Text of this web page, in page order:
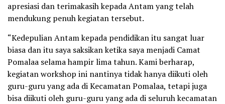
apresiasi dan terimakasih kepada Antam yang telah
mendukung penuh kegiatan tersebut.
“Kedepulian Antam kepada pendidikan itu sangat luar
biasa dan itu saya saksikan ketika saya menjadi Camat
Pomalaa selama hampir lima tahun. Kami berharap,
kegiatan workshop ini nantinya tidak hanya diikuti oleh
guru-guru yang ada di Kecamatan Pomalaa, tetapi juga
bisa diikuti oleh guru-guru yang ada di seluruh kecamatan